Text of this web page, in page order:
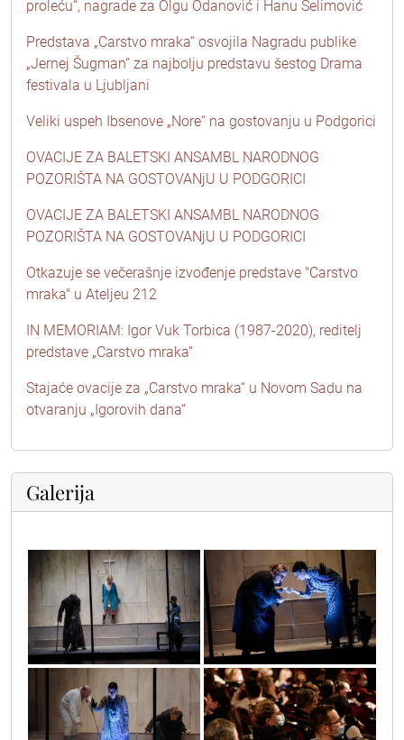
proleću“, nagrade za Olgu Odanović i Hanu Selimović
Predstava „Carstvo mraka“ osvojila Nagradu publike
„Jernej Šugman“ za najbolju predstavu šestog Drama
festivala u Ljubljani
Veliki uspeh Ibsenove „Nore“ na gostovanju u Podgorici
OVACIJE ZA BALETSKI ANSAMBL NARODNOG
POZORIŠTA NA GOSTOVANjU U PODGORICI
OVACIJE ZA BALETSKI ANSAMBL NARODNOG
POZORIŠTA NA GOSTOVANjU U PODGORICI
Otkazuje se večerašnje izvođenje predstave "Carstvo
mraka" u Ateljeu 212
IN MEMORIAM: Igor Vuk Torbica (1987-2020), reditelj
predstave „Carstvo mraka“
Stajaće ovacije za „Carstvo mraka“ u Novom Sadu na
otvaranju „Igorovih dana“
Galerija
dsc_0569 dsc_0580
dsc_0594 dsc_0552